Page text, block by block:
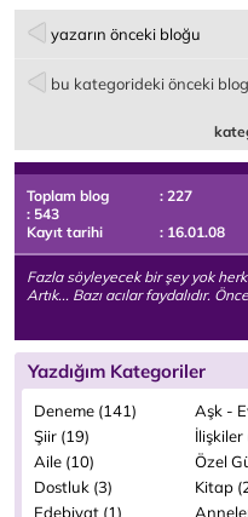
yazarın önceki bloğu
bu kategorideki önceki blog
Toplam blog
: 227
: 543
Kayıt tarihi
: 16.01.08
Fazla söyleyecek bir şey yok
Artık... Bazı acılar faydalıdır.
Yazdığım Kategoriler
Deneme (141)
Aşk -
Şiir (19)
İlişkiler
Aile (10)
Özel
Dostluk (3)
Kitap
Edebiyat (1)